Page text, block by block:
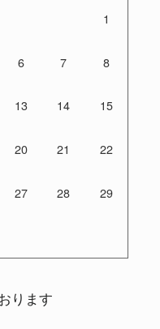
1
6 7 8
13 14 15
20 21 22
27 28 29
ります